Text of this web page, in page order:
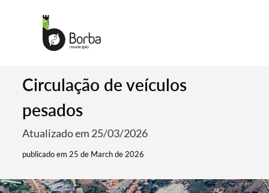
Circulação de veículos
pesados
Atualizado em 25/03/2026
publicado em 25 de March de 2026